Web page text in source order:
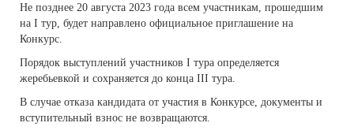
Не позднее 20 августа 2023 года всем участникам, прошедшим
на I тур, будет направлено официальное приглашение на
Конкурс.
Порядок выступлений участников I тура определяется
жеребьевкой и сохраняется до конца III тура.
В случае отказа кандидата от участия в Конкурсе, документы и
вступительный взнос не возвращаются.